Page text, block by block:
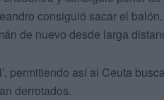
consiguió sacar el
de nuevo desde larga
permitiendo así al Ceuta
derrotados.